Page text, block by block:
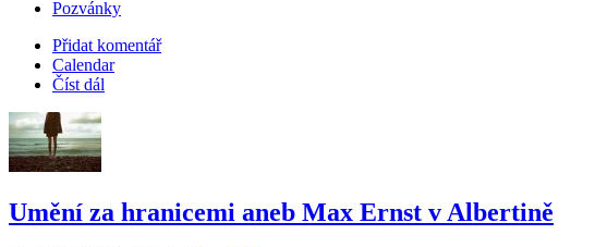
Pozvánky
Přidat komentář
Calendar
Číst dál
Umění za hranicemi aneb Max Ernst v Albertině